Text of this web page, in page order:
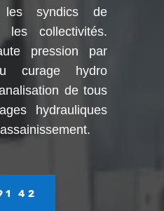
les syndics de
les collectivités.
pression par
curage hydro
de tous
hydrauliques
42